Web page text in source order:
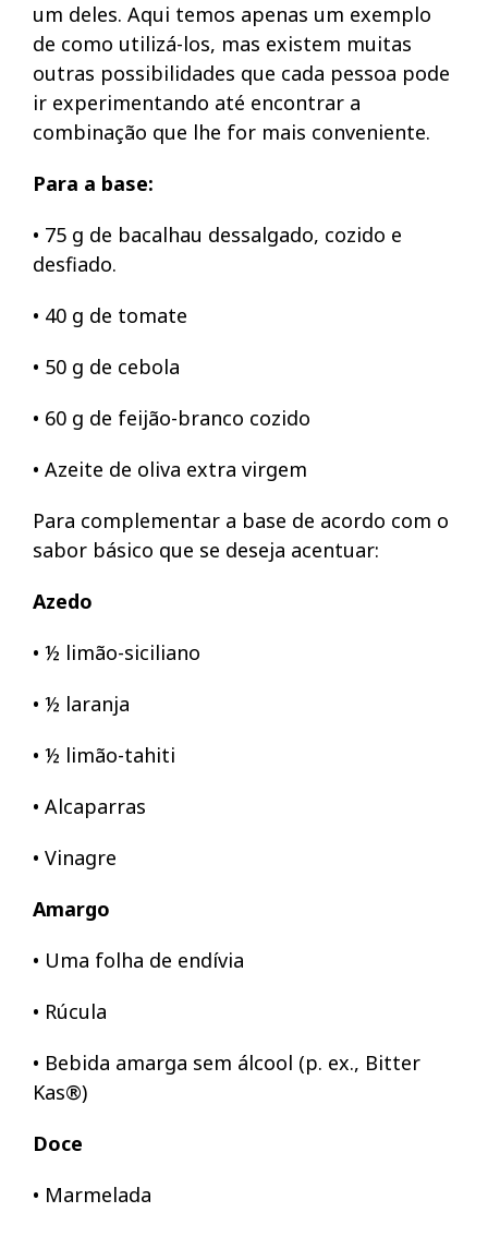
um deles. Aqui temos apenas um exemplo
de como utilizá-los, mas existem muitas
outras possibilidades que cada pessoa pode
ir experimentando até encontrar a
combinação que lhe for mais conveniente.
Para a base:
• 75 g de bacalhau dessalgado, cozido e
desfiado.
• 40 g de tomate
• 50 g de cebola
• 60 g de feijão-branco cozido
• Azeite de oliva extra virgem
Para complementar a base de acordo com o
sabor básico que se deseja acentuar:
Azedo
• ½ limão-siciliano
• ½ laranja
• ½ limão-tahiti
• Alcaparras
• Vinagre
Amargo
• Uma folha de endívia
• Rúcula
• Bebida amarga sem álcool (p. ex., Bitter
Kas®)
Doce
• Marmelada